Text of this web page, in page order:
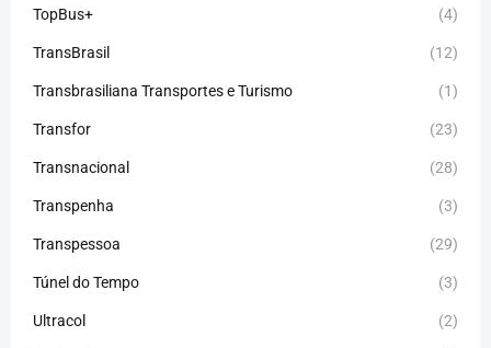
TopBus+ (4)
TransBrasil (12)
Transbrasiliana Transportes e Turismo (1)
Transfor (23)
Transnacional (28)
Transpenha (3)
Transpessoa (29)
Túnel do Tempo (3)
Ultracol (2)